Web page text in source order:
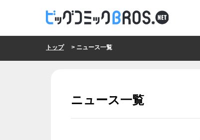
トップ> ニュース一覧
ニュース一覧